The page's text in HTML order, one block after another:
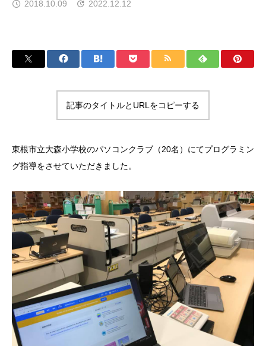
2018.10.09 2022.12.12
記事のタイトルとURLをコピーする
東根市立大森小学校のパソコンクラブ（20名）にてプログラミン
グ指導をさせていただきました。